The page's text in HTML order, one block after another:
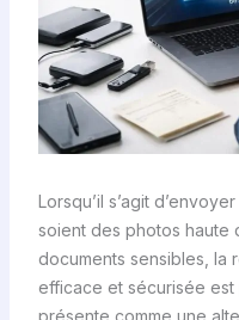
Lorsqu’il s’agit
soient des photos haute
documents sensibles, la
efficace et sécurisée est
présente comme une